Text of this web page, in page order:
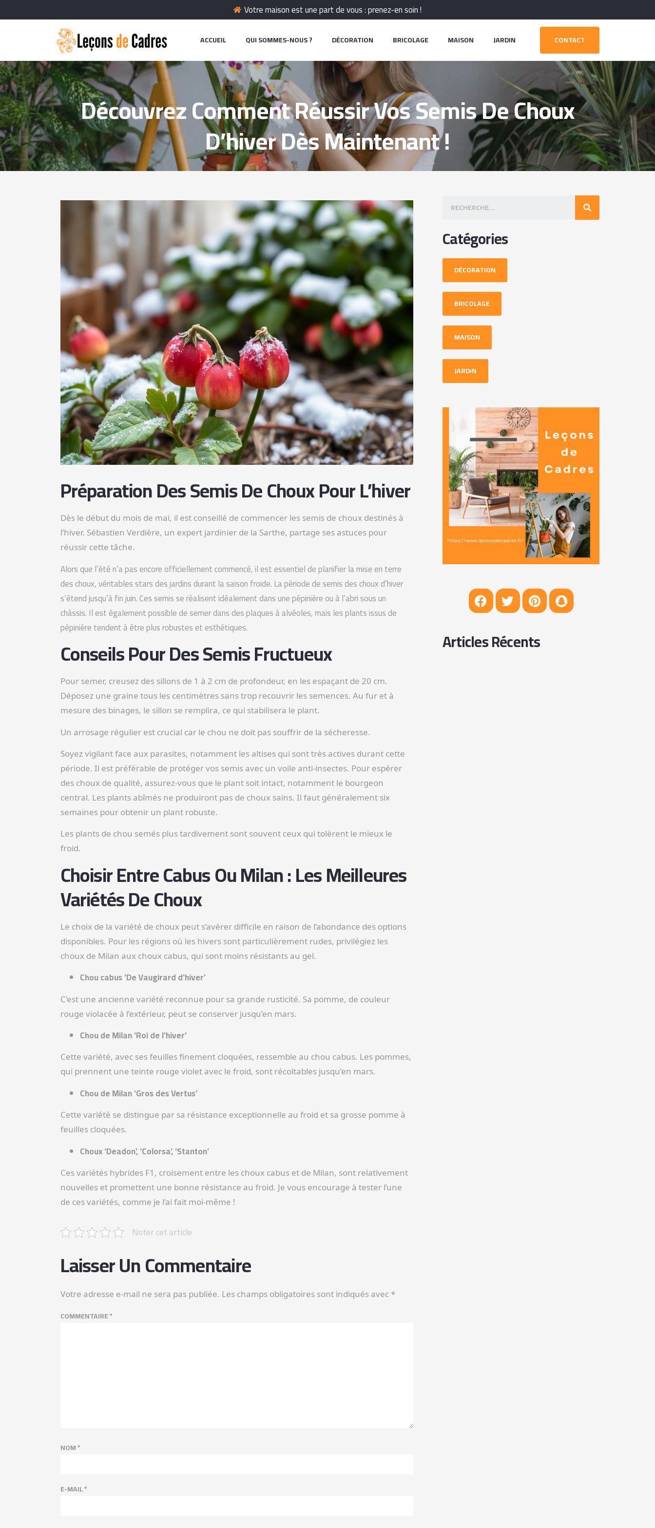
Votre maison est une part de vous : prenez-en soin !
ACCUEIL QUI SOMMES-NOUS ? DÉCORATION BRICOLAGE MAISON JARDIN CONTACT
Découvrez Comment Réussir Vos Semis De Choux
D’hiver Dès Maintenant !
Préparation Des Semis De Choux Pour L’hiver
Dès le début du mois de mai, il est conseillé de commencer les semis de choux destinés à
l’hiver. Sébastien Verdière, un expert jardinier de la Sarthe, partage ses astuces pour
réussir cette tâche.
Alors que l’été n’a pas encore officiellement commencé, il est essentiel de planifier la mise en terre
des choux, véritables stars des jardins durant la saison froide. La période de semis des choux d’hiver
s’étend jusqu’à fin juin. Ces semis se réalisent idéalement dans une pépinière ou à l’abri sous un
châssis. Il est également possible de semer dans des plaques à alvéoles, mais les plants issus de
pépinière tendent à être plus robustes et esthétiques.
Conseils Pour Des Semis Fructueux
Pour semer, creusez des sillons de 1 à 2 cm de profondeur, en les espaçant de 20 cm.
Déposez une graine tous les centimètres sans trop recouvrir les semences. Au fur et à
mesure des binages, le sillon se remplira, ce qui stabilisera le plant.
Un arrosage régulier est crucial car le chou ne doit pas souffrir de la sécheresse.
Soyez vigilant face aux parasites, notamment les altises qui sont très actives durant cette
période. Il est préférable de protéger vos semis avec un voile anti-insectes. Pour espérer
des choux de qualité, assurez-vous que le plant soit intact, notamment le bourgeon
central. Les plants abîmés ne produiront pas de choux sains. Il faut généralement six
semaines pour obtenir un plant robuste.
Les plants de chou semés plus tardivement sont souvent ceux qui tolèrent le mieux le
froid.
Choisir Entre Cabus Ou Milan : Les Meilleures
Variétés De Choux
Le choix de la variété de choux peut s’avérer difficile en raison de l’abondance des options
disponibles. Pour les régions où les hivers sont particulièrement rudes, privilégiez les
choux de Milan aux choux cabus, qui sont moins résistants au gel.
Chou cabus ‘De Vaugirard d’hiver’
C’est une ancienne variété reconnue pour sa grande rusticité. Sa pomme, de couleur
rouge violacée à l’extérieur, peut se conserver jusqu’en mars.
Chou de Milan ‘Roi de l’hiver’
Cette variété, avec ses feuilles finement cloquées, ressemble au chou cabus. Les pommes,
qui prennent une teinte rouge violet avec le froid, sont récoltables jusqu’en mars.
Chou de Milan ‘Gros des Vertus’
Cette variété se distingue par sa résistance exceptionnelle au froid et sa grosse pomme à
feuilles cloquées.
Choux ‘Deadon’, ‘Colorsa’, ‘Stanton’
Ces variétés hybrides F1, croisement entre les choux cabus et de Milan, sont relativement
nouvelles et promettent une bonne résistance au froid. Je vous encourage à tester l’une
de ces variétés, comme je l’ai fait moi-même !
Noter cet article
Laisser Un Commentaire
Votre adresse e-mail ne sera pas publiée. Les champs obligatoires sont indiqués avec *
COMMENTAIRE*
NOM*
E-MAIL*
Catégories
DÉCORATION
BRICOLAGE
MAISON
JARDIN
Articles Récents